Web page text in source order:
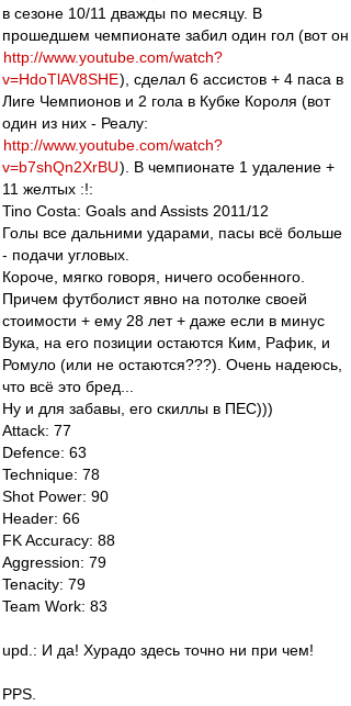
в сезоне 10/11 дважды по месяцу. В
прошедшем чемпионате забил один гол (вот он
http://www.youtube.com/watch?
v=HdoTlAV8SHE), сделал 6 ассистов + 4 паса в
Лиге Чемпионов и 2 гола в Кубке Короля (вот
один из них - Реалу:
http://www.youtube.com/watch?
v=b7shQn2XrBU). В чемпионате 1 удаление +
11 желтых :!:
Tino Costa: Goals and Assists 2011/12
Голы все дальними ударами, пасы всё больше
- подачи угловых.
Короче, мягко говоря, ничего особенного.
Причем футболист явно на потолке своей
стоимости + ему 28 лет + даже если в минус
Вука, на его позиции остаются Ким, Рафик, и
Ромуло (или не остаются???). Очень надеюсь,
что всё это бред...
Ну и для забавы, его скиллы в ПЕС)))
Attack: 77
Defence: 63
Technique: 78
Shot Power: 90
Header: 66
FK Accuracy: 88
Aggression: 79
Tenacity: 79
Team Work: 83
upd.: И да! Хурадо здесь точно ни при чем!
PPS.